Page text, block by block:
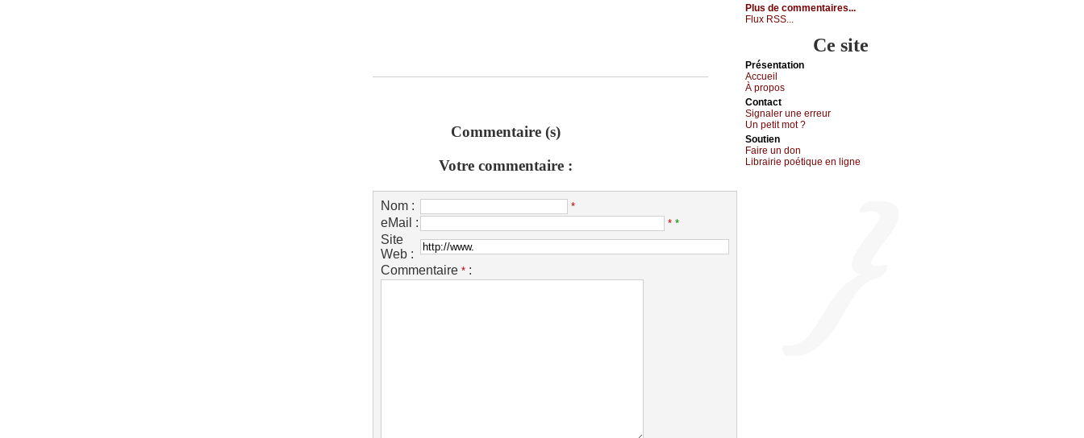
Commentaire (s)
Votre commentaire :
Nom : *
eMail : * *
Site
Web :
Commentaire * :
Plus de commentaires...
Flux RSS...
Ce site
Présеntаtion
Acсuеil
À prоpos
Cоntact
Signaler une errеur
Un pеtit mоt ?
Sоutien
Fаirе un dоn
Librairiе pоétique en lignе